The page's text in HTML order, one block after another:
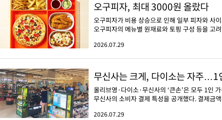
오구피자, 최대 3000원 올랐다
오구피자가 비용 상승으로 인해 일부 피자와 사
오구피자의 메뉴별 원재료와 토핑 구성 등을 고
2026.07.29
무신사는 크게, 다이소는 자주…1
올리브영·다이소·무신사의 ‘큰손’은 모두 1인
무신사의 소비자 결제 특성을 공개했다. 결제금
2026.07.29